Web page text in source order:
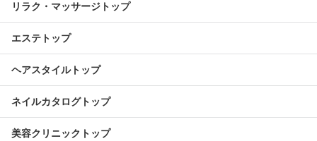
リラク・マッサージトップ
エステトップ
ヘアスタイルトップ
ネイルカタログトップ
美容クリニックトップ